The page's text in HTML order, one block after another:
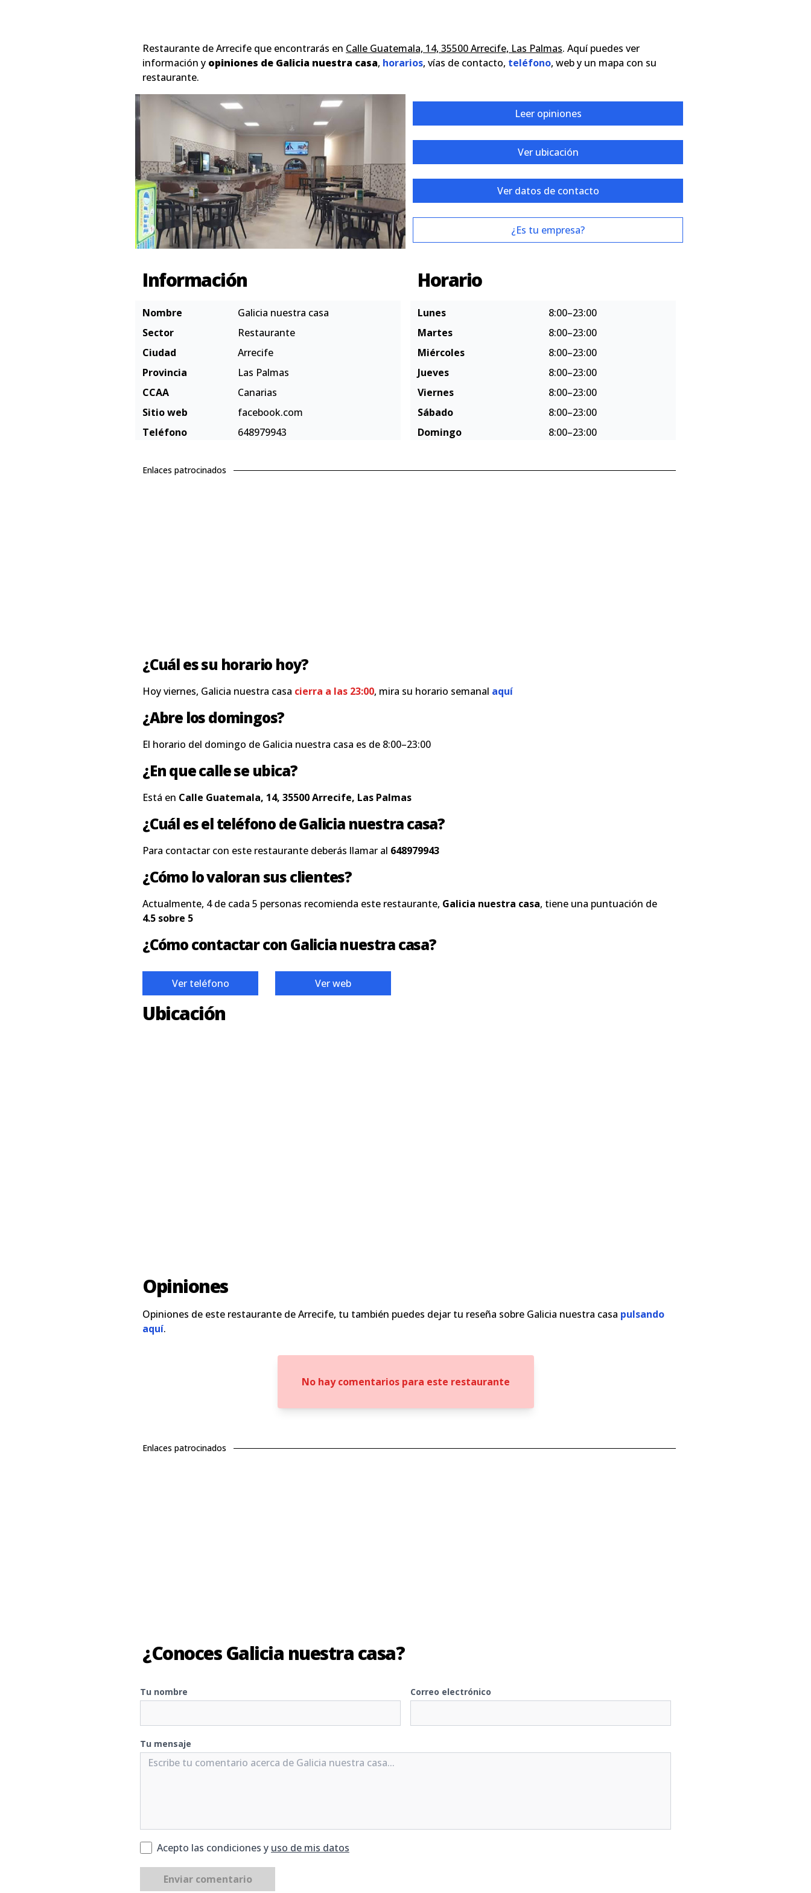
Restaurante de Arrecife que encontrarás en Calle Guatemala, 14, 35500 Arrecife, Las Palmas. Aquí puedes ver
información y opiniones de Galicia nuestra casa, horarios, vías de contacto, teléfono, web y un mapa con su
restaurante.
Leer opiniones
Ver ubicación
Ver datos de contacto
¿Es tu empresa?
Información
Nombre
Galicia nuestra casa
Sector
Restaurante
Ciudad
Arrecife
Provincia
Las Palmas
CCAA
Canarias
Sitio web
facebook.com
Teléfono
648979943
Horario
Lunes
8:00–23:00
Martes
8:00–23:00
Miércoles
8:00–23:00
Jueves
8:00–23:00
Viernes
8:00–23:00
Sábado
8:00–23:00
Domingo
8:00–23:00
Enlaces patrocinados
¿Cuál es su horario hoy?
Hoy viernes, Galicia nuestra casa cierra a las 23:00, mira su horario semanal aquí
¿Abre los domingos?
El horario del domingo de Galicia nuestra casa es de 8:00–23:00
¿En que calle se ubica?
Está en Calle Guatemala, 14, 35500 Arrecife, Las Palmas
¿Cuál es el teléfono de Galicia nuestra casa?
Para contactar con este restaurante deberás llamar al 648979943
¿Cómo lo valoran sus clientes?
Actualmente, 4 de cada 5 personas recomienda este restaurante, Galicia nuestra casa, tiene una puntuación de
4.5 sobre 5
¿Cómo contactar con Galicia nuestra casa?
Ver teléfono Ver web
Ubicación
Opiniones
Opiniones de este restaurante de Arrecife, tu también puedes dejar tu reseña sobre Galicia nuestra casa pulsando
aquí.
No hay comentarios para este restaurante
Enlaces patrocinados
¿Conoces Galicia nuestra casa?
Tu nombre Correo electrónico
Tu mensaje
Acepto las condiciones y uso de mis datos
Enviar comentario